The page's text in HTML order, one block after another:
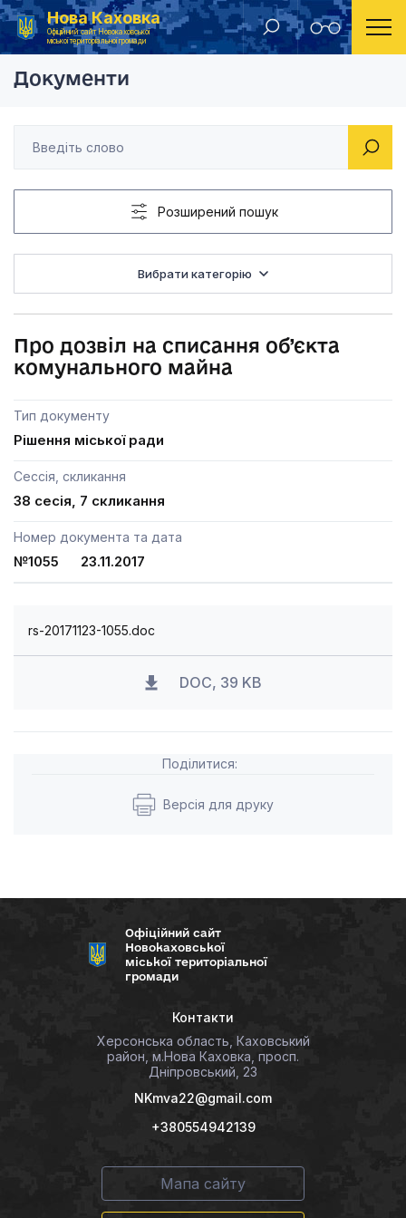
Нова Каховка
Офіційний сайт Новокаховської
міської територіальної громади
Головна Рішення Новокаховської міської ради 2017 рік Про дозвіл на
Документи
Розширений пошук
Вибрати категорію
Про дозвіл на списання об’єкта
комунального майна
Тип документу
Рішення міської ради
Сессія, скликання
38 сесія, 7 скликання
Номер документа та дата
№1055 23.11.2017
rs-20171123-1055.doc
DOC, 39 KB
Поділитися:
Версія для друку
Офіційний сайт
Новокаховської
міської територіальної
громади
Контакти
Херсонська область, Каховський
район, м.Нова Каховка, просп.
Дніпровський, 23
NKmva22@gmail.com
+380554942139
Мапа сайту